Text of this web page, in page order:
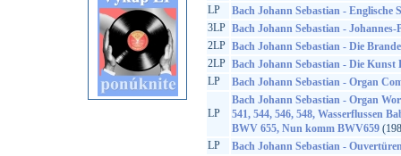
LP
Bach Johann Sebastian - Englische
3LP Bach Johann Sebastian - Johannes-
2LP Bach Johann Sebastian - Die
2LP Bach Johann Sebastian - Die Kunst
LP
Bach Johann Sebastian - Organ
LP
Bach Johann Sebastian - Organ
541, 544, 546, 548, Wasserflussen
BWV 655, Nun komm BWV659
LP
Bach Johann Sebastian -